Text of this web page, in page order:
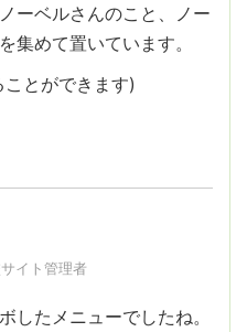
ーベルさんのこと、ノー
集めて置いています。
とができます)
イト管理者
したメニューでしたね。